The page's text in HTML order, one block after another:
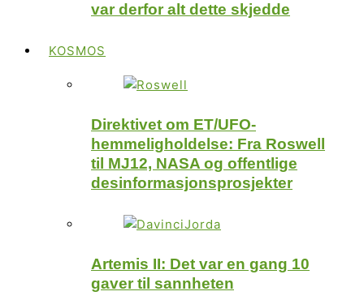
var derfor alt dette skjedde
KOSMOS
Direktivet om ET/UFO-
hemmeligholdelse: Fra Roswell
til MJ12, NASA og offentlige
desinformasjonsprosjekter
Artemis II: Det var en gang 10
gaver til sannheten